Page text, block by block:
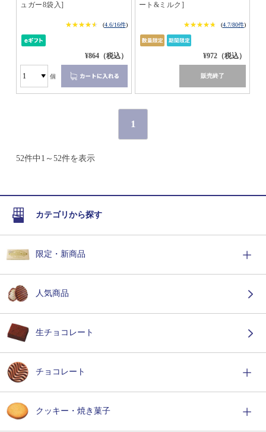
ュガー8袋入]
★★★★★
★★★★★ (4.6/16件)
¥864（税込）
個
ート&ミルク]
★★★★★
★★★★★ (4.7/80件)
¥972（税込）
販売終了
1
52件中1～52件を表示
カテゴリから探す
限定・新商品
人気商品
生チョコレート
チョコレート
クッキー・焼き菓子